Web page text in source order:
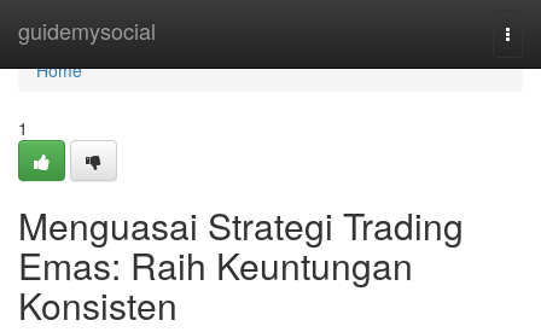
guidemysocial
Home
Home
1
Menguasai Strategi Trading
Emas: Raih Keuntungan
Konsisten